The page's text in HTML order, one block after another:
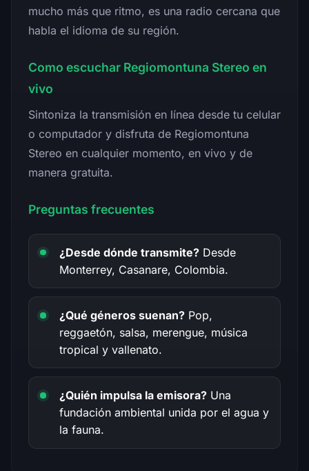
mucho más que ritmo, es una radio cercana que
habla el idioma de su región.
Como escuchar Regiomontuna Stereo en
vivo
Sintoniza la transmisión en línea desde tu celular
o computador y disfruta de Regiomontuna
Stereo en cualquier momento, en vivo y de
manera gratuita.
Preguntas frecuentes
¿Desde dónde transmite? Desde
Monterrey, Casanare, Colombia.
¿Qué géneros suenan? Pop,
reggaetón, salsa, merengue, música
tropical y vallenato.
¿Quién impulsa la emisora? Una
fundación ambiental unida por el agua y
la fauna.